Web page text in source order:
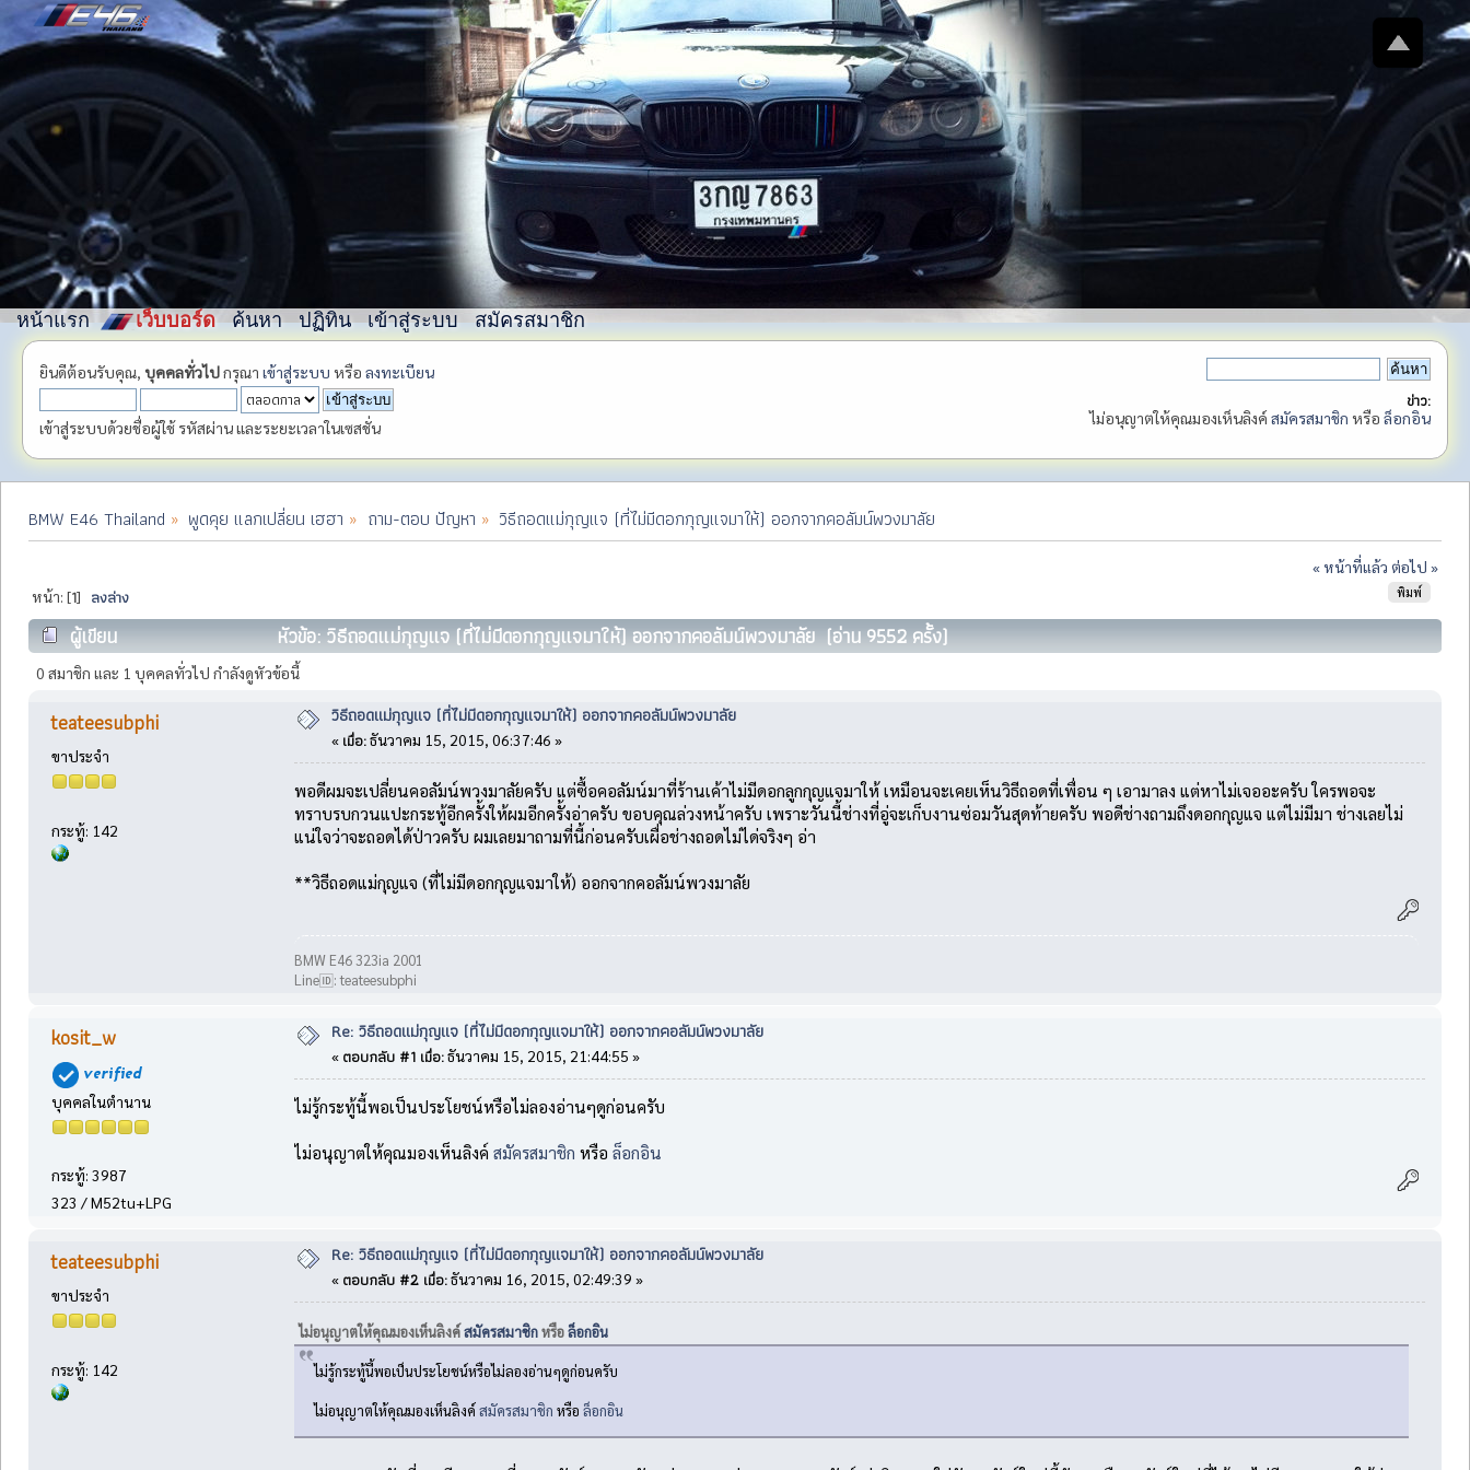
หน้าแรก เว็บบอร์ด ค้นหา ปฏิทิน เข้าสู่ระบบ สมัครสมาชิก
ยินดีต้อนรับคุณ, บุคคลทั่วไปกรุณา เข้าสู่ระบบ หรือ ลงทะเบียน
เข้าสู่ระบบด้วยชื่อผู้ใช้ รหัสผ่าน และระยะเวลาในเซสชั่น
ข่าว:
ไม่อนุญาตให้คุณมองเห็นลิงค์ สมัครสมาชิก หรือ ล็อกอิน
BMW E46 Thailand » พูดคุย แลกเปลี่ยน เฮฮา » ถาม-ตอบ ปัญหา » วิธีถอดแม่กุญแจ (ที่ไม่มีดอกกุญแจมาให้) ออกจากคอลัมน์พวงมาลัย
« หน้าที่แล้ว ต่อไป »
พิมพ์
หน้า: [1] ลงล่าง
ผู้เขียน หัวข้อ: วิธีถอดแม่กุญแจ (ที่ไม่มีดอกกุญแจมาให้) ออกจากคอลัมน์พวงมาลัย (อ่าน 9552 ครั้ง)
0 สมาชิก และ 1 บุคคลทั่วไป กำลังดูหัวข้อนี้
teateesubphi
ขาประจำ
กระทู้: 142
วิธีถอดแม่กุญแจ (ที่ไม่มีดอกกุญแจมาให้) ออกจากคอลัมน์พวงมาลัย
« เมื่อ:ธันวาคม 15, 2015, 06:37:46 »
พอดีผมจะเปลี่ยนคอลัมน์พวงมาลัยครับ แต่ซื้อคอลัมน์มาที่ร้านเค้าไม่มีดอกลูกกุญแจมาให้ เหมือนจะเคยเห็นวิธีถอดที่เพื่อน ๆ เอามาลง แต่หาไม่เจออะครับ ใครพอจะ
ทราบรบกวนแปะกระทู้อีกครั้งให้ผมอีกครั้งอ่าครับ ขอบคุณล่วงหน้าครับ เพราะวันนี้ช่างที่อู่จะเก็บงานซ่อมวันสุดท้ายครับ พอดีช่างถามถึงดอกกุญแจ แต่ไม่มีมา ช่างเลยไม่
แน่ใจว่าจะถอดได้ป่าวครับ ผมเลยมาถามที่นี้ก่อนครับเผื่อช่างถอดไม่ได่จริงๆ อ่า
**วิธีถอดแม่กุญแจ (ที่ไม่มีดอกกุญแจมาให้) ออกจากคอลัมน์พวงมาลัย
BMW E46 323ia 2001
Line🆔: teateesubphi
kosit_w
บุคคลในตำนาน
กระทู้: 3987
323 / M52tu+LPG
Re: วิธีถอดแม่กุญแจ (ที่ไม่มีดอกกุญแจมาให้) ออกจากคอลัมน์พวงมาลัย
« ตอบกลับ #1 เมื่อ:ธันวาคม 15, 2015, 21:44:55 »
ไม่รู้กระทู้นี้พอเป็นประโยชน์หรือไม่ลองอ่านๆดูก่อนครับ
ไม่อนุญาตให้คุณมองเห็นลิงค์สมัครสมาชิก หรือล็อกอิน
teateesubphi
ขาประจำ
กระทู้: 142
Re: วิธีถอดแม่กุญแจ (ที่ไม่มีดอกกุญแจมาให้) ออกจากคอลัมน์พวงมาลัย
« ตอบกลับ #2 เมื่อ:ธันวาคม 16, 2015, 02:49:39 »
ไม่อนุญาตให้คุณมองเห็นลิงค์สมัครสมาชิกหรือล็อกอิน
ไม่รู้กระทู้นี้พอเป็นประโยชน์หรือไม่ลองอ่านๆดูก่อนครับ
ไม่อนุญาตให้คุณมองเห็นลิงค์สมัครสมาชิก หรือล็อกอิน